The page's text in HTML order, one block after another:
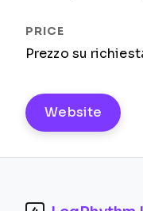
Prezzo su
Website